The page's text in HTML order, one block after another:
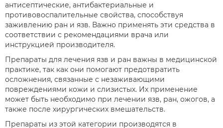
антисептические, антибактериальные и
противовоспалительные свойства, способствуя
заживлению ран и язв. Важно применять эти средства в
соответствии с рекомендациями врача или
инструкцией производителя.
Препараты для лечения язв и ран важны в медицинской
практике, так как они помогают предотвратить
осложнения, связанные с незаживающими
повреждениями кожи и слизистых. Их применение
может быть необходимо при лечении язв, ран, ожогов, а
также после хирургических вмешательств.
Препараты из этой категории производятся в